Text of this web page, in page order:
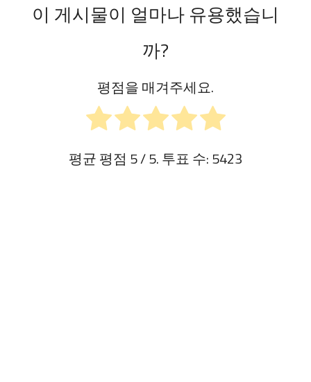
이 게시물이 얼마나 유용했습니
까?
평점을 매겨주세요.
평균 평점 5/ 5. 투표 수:5423